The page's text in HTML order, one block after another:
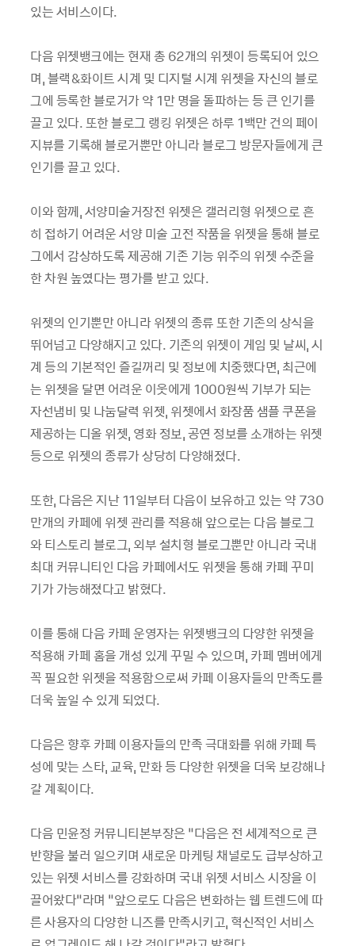
있는 서비스이다.
다음 위젯뱅크에는 현재 총 62개의 위젯이 등록되어 있으
며, 블랙&화이트 시계 및 디지털 시계 위젯을 자신의 블로
그에 등록한 블로거가 약 1만 명을 돌파하는 등 큰 인기를
끌고 있다. 또한 블로그 랭킹 위젯은 하루 1백만 건의 페이
지뷰를 기록해 블로거뿐만 아니라 블로그 방문자들에게 큰
인기를 끌고 있다.
이와 함께, 서양미술거장전 위젯은 갤러리형 위젯으로 흔
히 접하기 어려운 서양 미술 고전 작품을 위젯을 통해 블로
그에서 감상하도록 제공해 기존 기능 위주의 위젯 수준을
한 차원 높였다는 평가를 받고 있다.
위젯의 인기뿐만 아니라 위젯의 종류 또한 기존의 상식을
뛰어넘고 다양해지고 있다. 기존의 위젯이 게임 및 날씨, 시
계 등의 기본적인 즐길꺼리 및 정보에 치중했다면, 최근에
는 위젯을 달면 어려운 이웃에게 1000원씩 기부가 되는
자선냄비 및 나눔달력 위젯, 위젯에서 화장품 샘플 쿠폰을
제공하는 디올 위젯, 영화 정보, 공연 정보를 소개하는 위젯
등으로 위젯의 종류가 상당히 다양해졌다.
또한, 다음은 지난 11일부터 다음이 보유하고 있는 약 730
만개의 카페에 위젯 관리를 적용해 앞으로는 다음 블로그
와 티스토리 블로그, 외부 설치형 블로그뿐만 아니라 국내
최대 커뮤니티인 다음 카페에서도 위젯을 통해 카페 꾸미
기가 가능해졌다고 밝혔다.
이를 통해 다음 카페 운영자는 위젯뱅크의 다양한 위젯을
적용해 카페 홈을 개성 있게 꾸밀 수 있으며, 카페 멤버에게
꼭 필요한 위젯을 적용함으로써 카페 이용자들의 만족도를
더욱 높일 수 있게 되었다.
다음은 향후 카페 이용자들의 만족 극대화를 위해 카페 특
성에 맞는 스타, 교육, 만화 등 다양한 위젯을 더욱 보강해나
갈 계획이다.
다음 민윤정 커뮤니티본부장은 “다음은 전 세계적으로 큰
반향을 불러 일으키며 새로운 마케팅 채널로도 급부상하고
있는 위젯 서비스를 강화하며 국내 위젯 서비스 시장을 이
끌어왔다”라며 “앞으로도 다음은 변화하는 웹 트렌드에 따
른 사용자의 다양한 니즈를 만족시키고, 혁신적인 서비스